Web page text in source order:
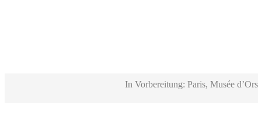
In Vorbereitung: Paris, Musée